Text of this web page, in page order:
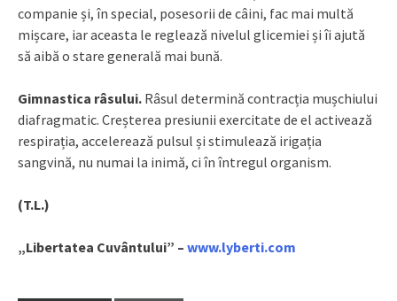
companie și, în special, posesorii de câini, fac mai multă
mișcare, iar aceasta le reglează nivelul glicemiei și îi ajută
să aibă o stare generală mai bună.
Gimnastica râsului. Râsul determină contracția mușchiului
diafragmatic. Creșterea presiunii exercitate de el activează
respirația, accelerează pulsul și stimulează irigația
sangvină, nu numai la inimă, ci în întregul organism.
(T.L.)
„Libertatea Cuvântului” – www.lyberti.com